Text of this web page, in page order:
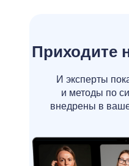
Приходите
И эксперты
и методы по
внедрены в
Роль в